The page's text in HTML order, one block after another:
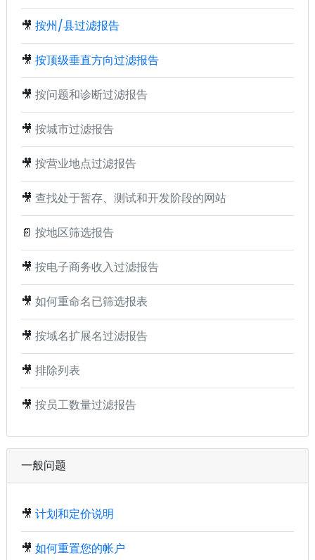
🎥 按州/县过滤报告
🎥 按顶级垂直方向过滤报告
🎥 按问题和诊断过滤报告
🎥 按城市过滤报告
🎥 按营业地点过滤报告
🎥 查找处于暂存、测试和开发阶段的网站
📄 按地区筛选报告
🎥 按电子商务收入过滤报告
🎥 如何重命名已筛选报表
🎥 按域名扩展名过滤报告
🎥 排除列表
🎥 按员工数量过滤报告
一般问题
🎥 计划和定价说明
🎥 如何重置您的帐户